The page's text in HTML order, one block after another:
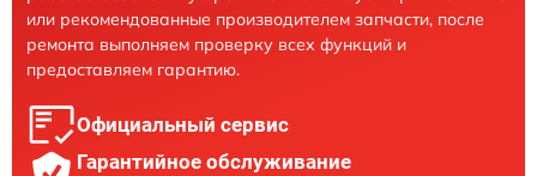
или рекомендованные производителем запчасти, после
ремонта выполняем проверку всех функций и
предоставляем гарантию.
Официальный сервис
Гарантийное обслуживание